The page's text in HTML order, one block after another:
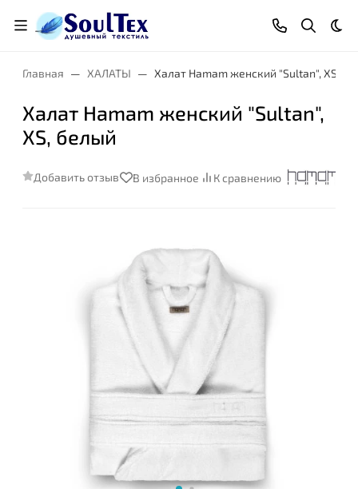
Главная ХАЛАТЫ Халат Hamam женский "Sultan", XS,
Халат Hamam женский "Sultan",
XS, белый
Добавить отзыв В избранное К сравнению